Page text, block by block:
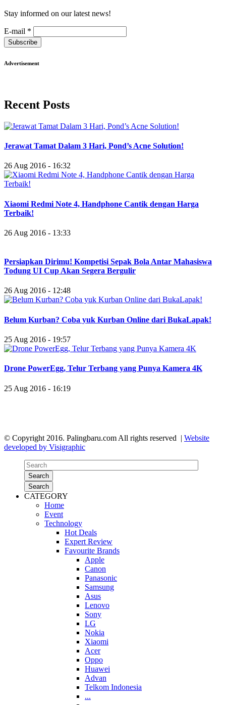
Stay informed on our latest news!
E-mail *
Subscribe
Advertisement
Recent Posts
Jerawat Tamat Dalam 3 Hari, Pond’s Acne Solution!
26 Aug 2016 - 16:32
Xiaomi Redmi Note 4, Handphone Cantik dengan Harga
Terbaik!
26 Aug 2016 - 13:33
Persiapkan Dirimu! Kompetisi Sepak Bola Antar Mahasiswa
Todung UI Cup Akan Segera Bergulir
26 Aug 2016 - 12:48
Belum Kurban? Coba yuk Kurban Online dari BukaLapak!
25 Aug 2016 - 19:57
Drone PowerEgg, Telur Terbang yang Punya Kamera 4K
25 Aug 2016 - 16:19
© Copyright 2016. Palingbaru.com All rights reserved | Website
developed by Visigraphic
Search
Search
CATEGORY
Home
Event
Technology
Hot Deals
Expert Review
Favourite Brands
Apple
Canon
Panasonic
Samsung
Asus
Lenovo
Sony
LG
Nokia
Xiaomi
Acer
Oppo
Huawei
Advan
Telkom Indonesia
...